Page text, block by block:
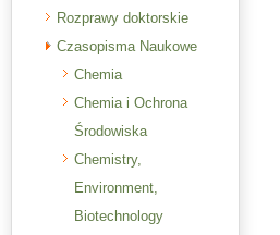
Rozprawy doktorskie
Czasopisma Naukowe
Chemia
Chemia i Ochrona
Środowiska
Chemistry,
Environment,
Biotechnology